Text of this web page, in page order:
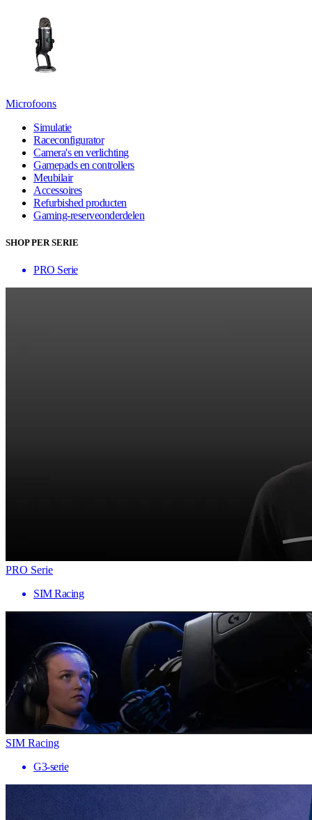
Microfoons
Simulatie
Raceconfigurator
Camera's en verlichting
Gamepads en controllers
Meubilair
Accessoires
Refurbished producten
Gaming-reserveonderdelen
SHOP PER SERIE
PRO Serie
PRO Serie
SIM Racing
SIM Racing
G3-serie